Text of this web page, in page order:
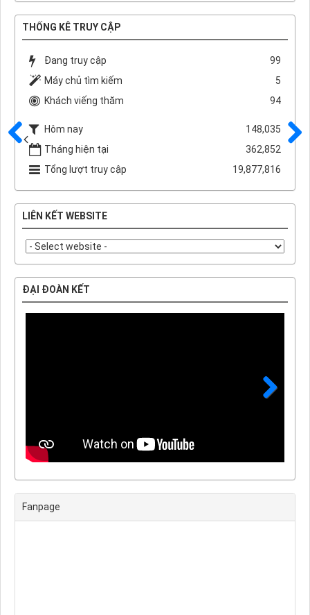
THỐNG KÊ TRUY CẬP
Đang truy cập
99
Máy chủ tìm kiếm
5
Khách viếng thăm
94
Hôm nay
148,035
Tháng hiện tại
362,852
Tổng lượt truy cập
19,877,816
LIÊN KẾT WEBSITE
ĐẠI ĐOÀN KẾT
Sau
Trước
Fanpage